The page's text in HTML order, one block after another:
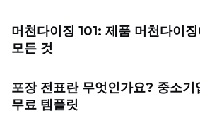
머천다이징 101: 제품 머천다이
모든 것
포장 전표란 무엇인가요? 중소기
무료 템플릿